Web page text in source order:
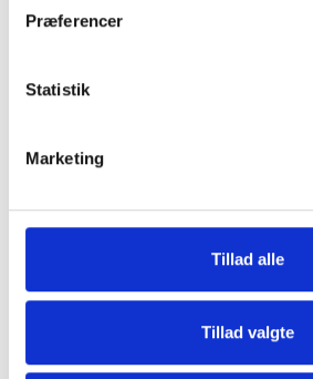
Præferencer
Statistik
Marketing
Tillad alle
Tillad valgte
Den er velegnet at bruge som
Den sidder løst fra kroppen og er
Tunikakjolen er er afrundet og
knæet, ved en højde på ca. 170
Mønstret er meget smalle striber i
hvid.